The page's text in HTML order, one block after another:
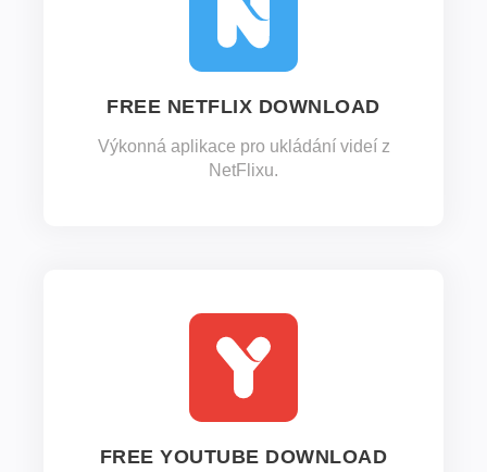
FREE NETFLIX DOWNLOAD
Výkonná aplikace pro ukládání videí z
NetFlixu.
FREE YOUTUBE DOWNLOAD